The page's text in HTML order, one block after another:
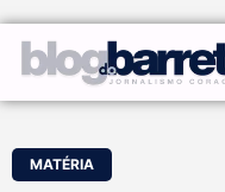
MATÉRIA